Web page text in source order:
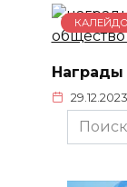
29.12.2023
Search
for: